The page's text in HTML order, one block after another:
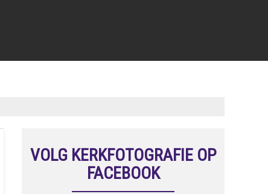
VOLG KERKFOTOGRAFIE OP
FACEBOOK